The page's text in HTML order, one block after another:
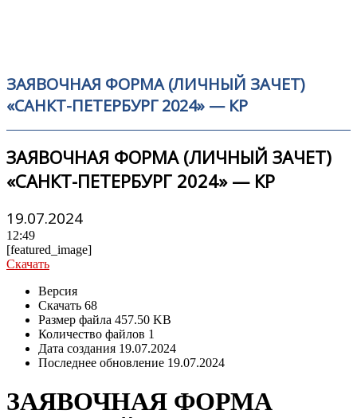
ЗАЯВОЧНАЯ ФОРМА (ЛИЧНЫЙ ЗАЧЕТ)
«САНКТ-ПЕТЕРБУРГ 2024» — КР
ЗАЯВОЧНАЯ ФОРМА (ЛИЧНЫЙ ЗАЧЕТ)
«САНКТ-ПЕТЕРБУРГ 2024» — КР
19.07.2024
12:49
[featured_image]
Скачать
Версия
Скачать 68
Размер файла 457.50 KB
Количество файлов 1
Дата создания 19.07.2024
Последнее обновление 19.07.2024
ЗАЯВОЧНАЯ ФОРМА